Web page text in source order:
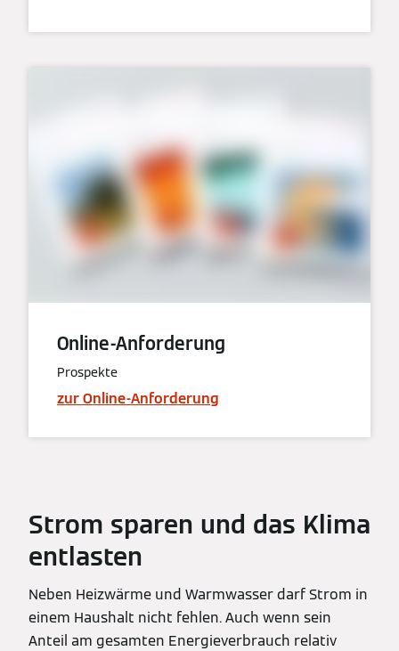
Online-Anforderung
Prospekte
zur Online-Anforderung
Strom sparen und das Klima
entlasten
Neben Heizwärme und Warmwasser darf Strom in
einem Haushalt nicht fehlen. Auch wenn sein
Anteil am gesamten Energieverbrauch relativ